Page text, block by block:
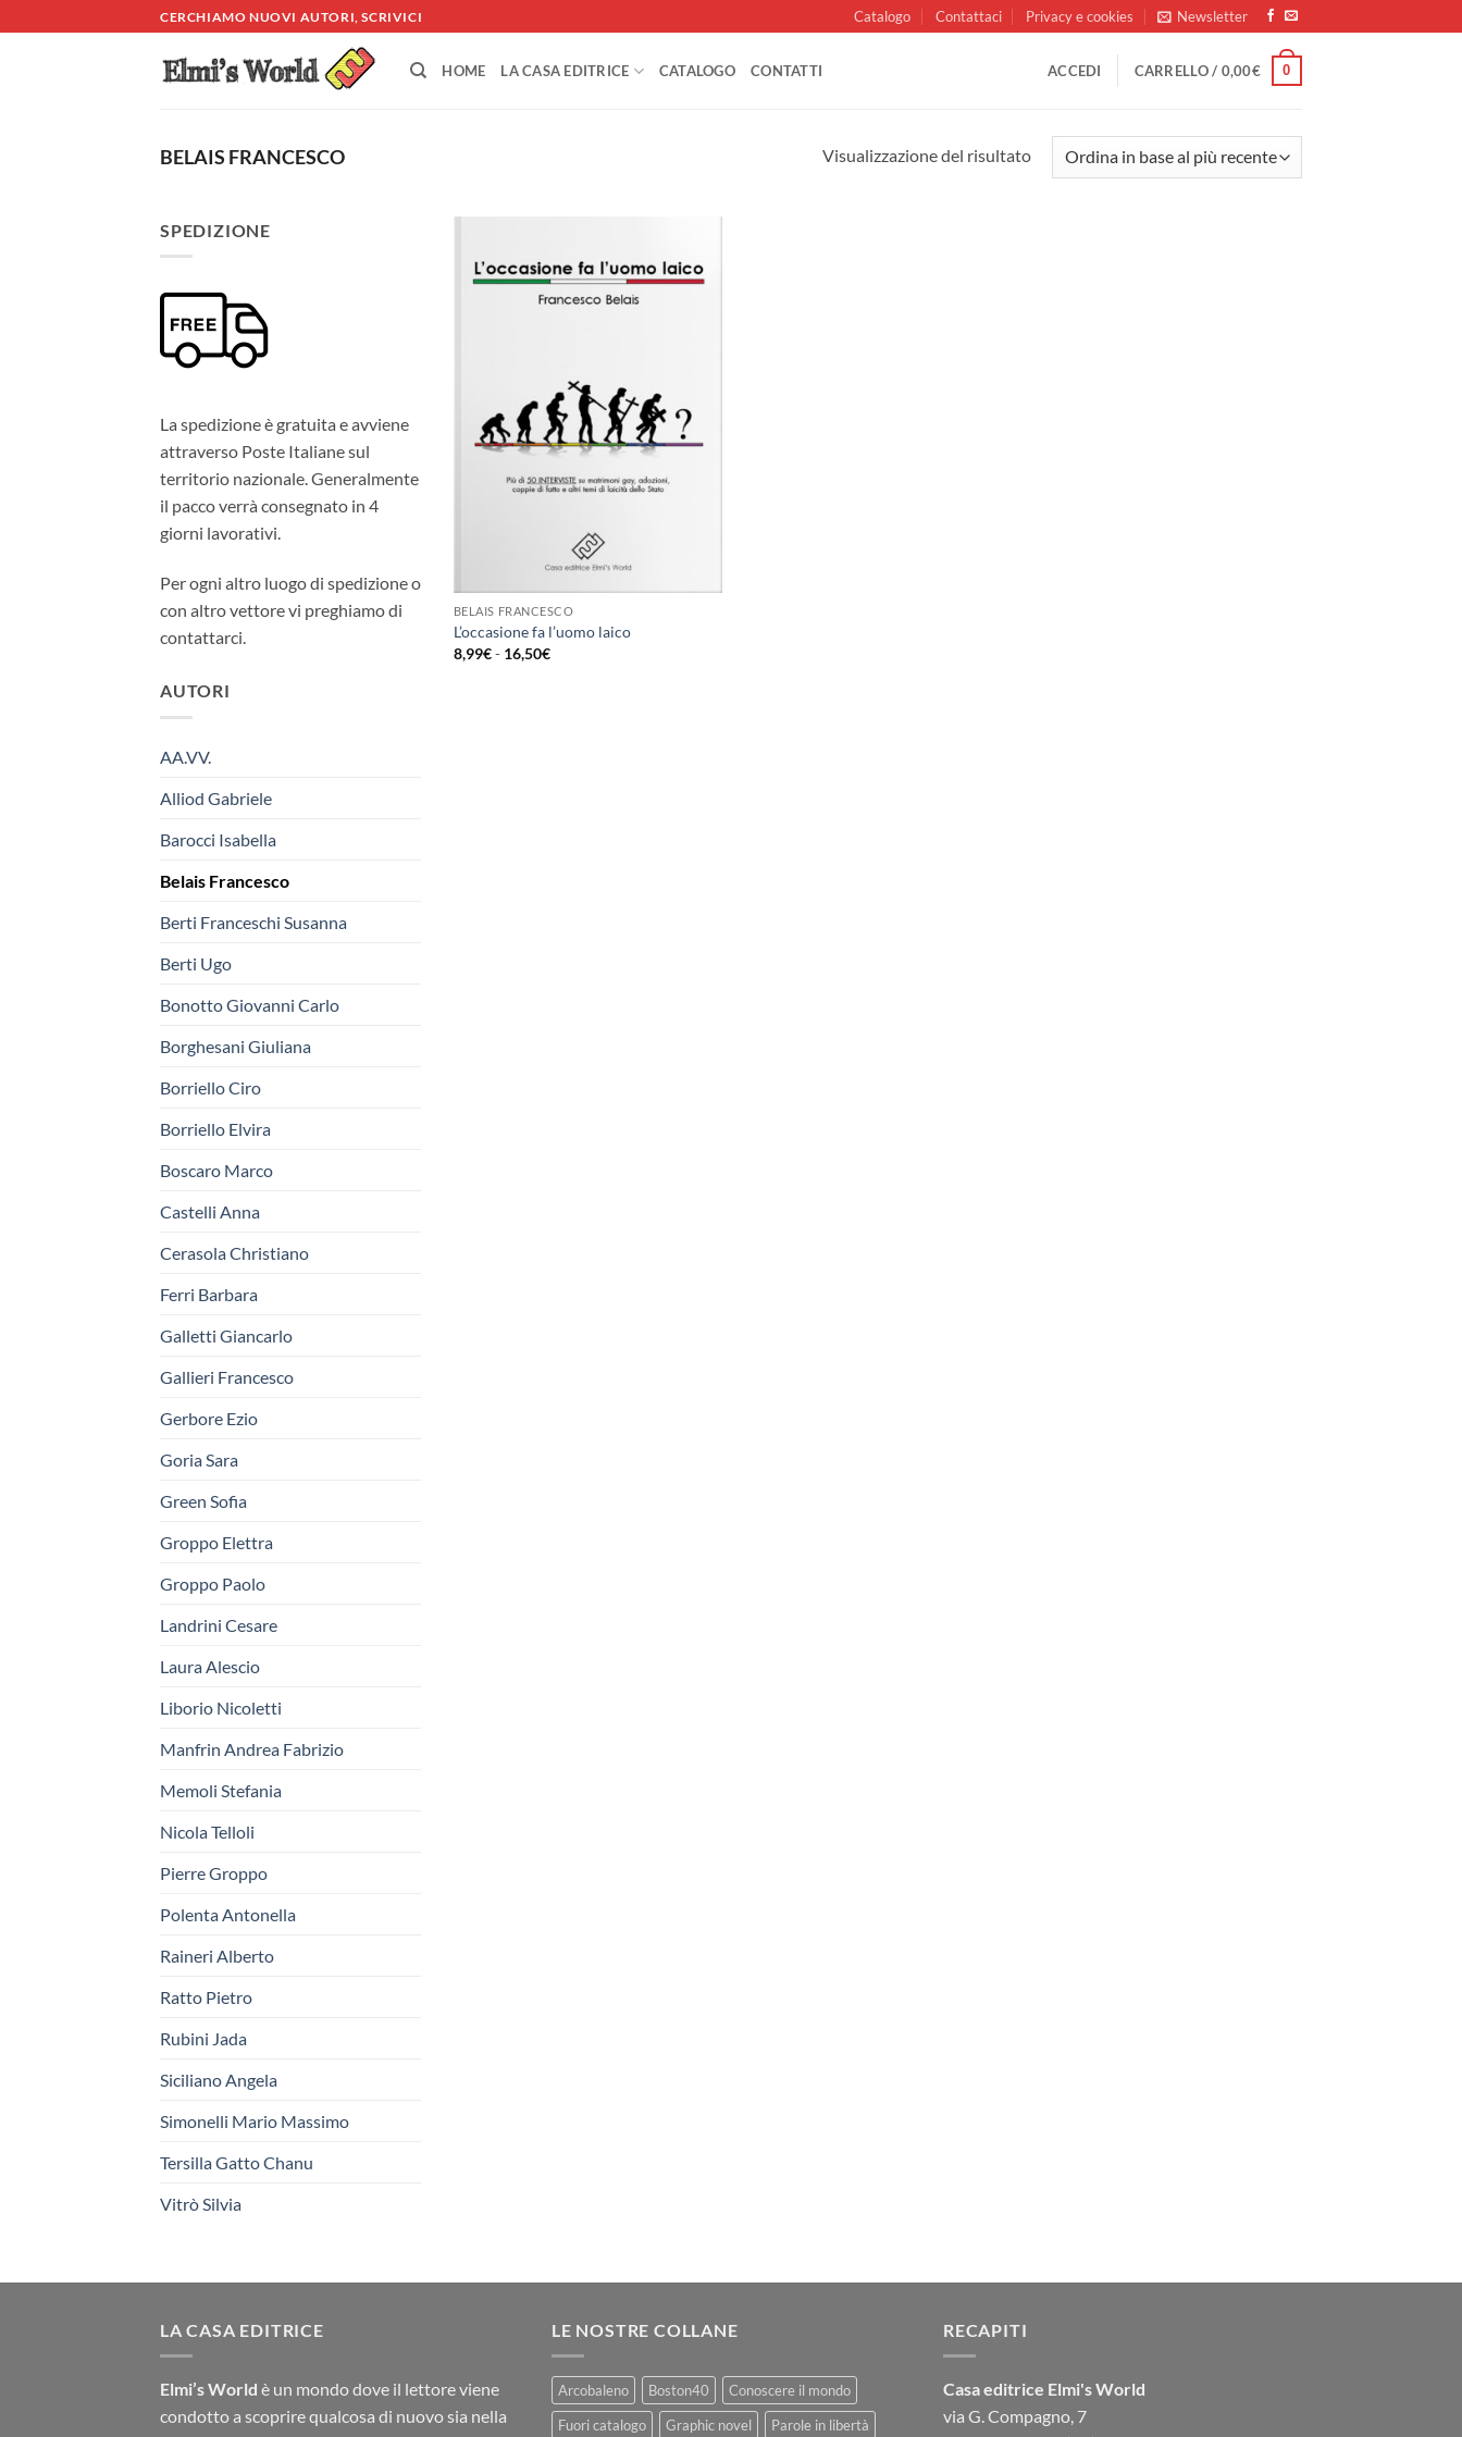
ai
CERCHIAMO NUOVI AUTORI, SCRIVICI Catalogo Contattaci Privacy e cookies Newsletter
HOME LA CASA EDITRICE CATALOGO CONTATTI ACCEDI CARRELLO / 0,00€ 0
BELAIS FRANCESCO Visualizzazione del risultato
SPEDIZIONE
La spedizione è gratuita e avviene
attraverso Poste Italiane sul
territorio nazionale. Generalmente
il pacco verrà consegnato in 4
giorni lavorativi.
Per ogni altro luogo di spedizione o
con altro vettore vi preghiamo di
contattarci.
AUTORI
AA.VV.
Alliod Gabriele
Barocci Isabella
Belais Francesco
Berti Franceschi Susanna
Berti Ugo
Bonotto Giovanni Carlo
Borghesani Giuliana
Borriello Ciro
Borriello Elvira
Boscaro Marco
Castelli Anna
Cerasola Christiano
Ferri Barbara
Galletti Giancarlo
Gallieri Francesco
Gerbore Ezio
Goria Sara
Green Sofia
Groppo Elettra
Groppo Paolo
Landrini Cesare
Laura Alescio
Liborio Nicoletti
Manfrin Andrea Fabrizio
Memoli Stefania
Nicola Telloli
Pierre Groppo
Polenta Antonella
Raineri Alberto
Ratto Pietro
Rubini Jada
Siciliano Angela
Simonelli Mario Massimo
Tersilla Gatto Chanu
Vitrò Silvia
Aggiungi
BELAIS FRANCESCO
L’occasione fa l’uomo laico
8,99€- 16,50€Fascia
LA CASA EDITRICE
Elmi’s World è un mondo dove il lettore viene
condotto a scoprire qualcosa di nuovo sia nella
LE NOSTRE COLLANE
Arcobaleno Boston40
Conoscere il mondo
Fuori catalogo
Graphic novel Parole in libertà
RECAPITI
Casa editrice Elmi's World
via G. Compagno, 7